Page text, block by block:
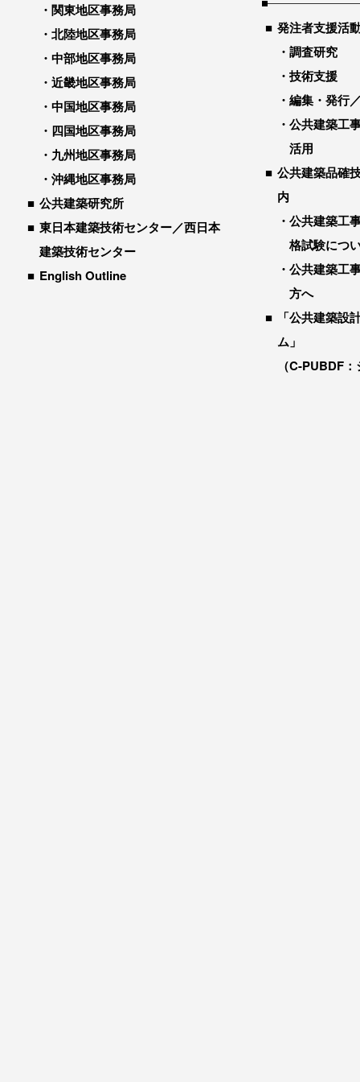
関東地区事務局
北陸地区事務局
中部地区事務局
近畿地区事務局
中国地区事務局
四国地区事務局
九州地区事務局
沖縄地区事務局
公共建築研究所
東日本建築技術センター／西日本
建築技術センター
English Outline
発注者支援活
調査研究
技術支援
編集・発行
公共建築工
活用
公共建築品確
内
公共建築工
格試験につ
公共建築工
方へ
「公共建築設
ム」
（C-PUBDF